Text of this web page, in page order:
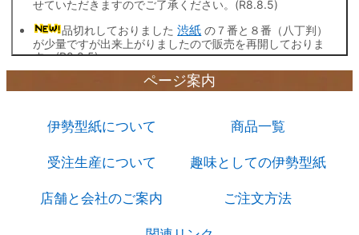
せていただきますのでご了承ください。(R8.8.5)
品切れしておりました渋紙 の７番と８番（八丁判）
が少量ですが出来上がりましたので販売を再開しておりま
す。(R8.8.5)
について価格を改定させていただき
ました。原紙等製造コスト高騰のため、ご理解を賜ります
柿渋の無臭品20リットル（2L入×10本）について価
型紙付き図案 東海道五十三次のページを設けました。
が、今後はお選びいただけます。(R8.6.26)
ページ案内
伊勢型紙について 商品一覧
受注生産について 趣味としての伊勢型紙
店舗と会社のご案内 ご注文方法